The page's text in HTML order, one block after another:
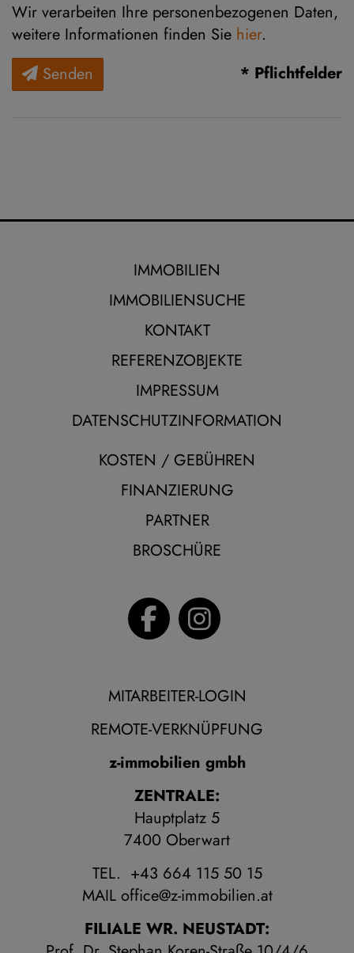
Wir verarbeiten Ihre personenbezogenen Daten,
weitere Informationen finden Sie hier.
Senden
* Pflichtfelder
IMMOBILIEN
IMMOBILIENSUCHE
KONTAKT
REFERENZOBJEKTE
IMPRESSUM
DATENSCHUTZINFORMATION
KOSTEN / GEBÜHREN
FINANZIERUNG
PARTNER
BROSCHÜRE
MITARBEITER-LOGIN
REMOTE-VERKNÜPFUNG
z-immobilien gmbh
ZENTRALE:
Hauptplatz 5
7400 Oberwart
TEL. +43 664 115 50 15
MAIL office@z-immobilien.at
FILIALE WR. NEUSTADT: